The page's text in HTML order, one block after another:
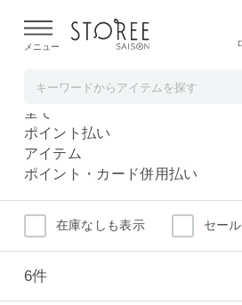
よる配送遅延が発生しております。
メニュー
ハウスクリーニング
ハウスクリーニング
全て
ポイント払い
アイテム
ポイント・カード併用払い
在庫なしも表示 セー
6件